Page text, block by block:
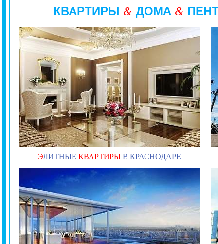
КВАРТИРЫ & ДОМА &
ЭЛИТНЫЕ КВАРТИРЫ В КРАСНОДАРЕ